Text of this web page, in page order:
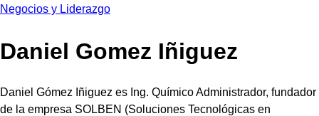
Negocios y Liderazgo
Daniel Gomez Iñiguez
Daniel Gómez Iñiguez es Ing. Químico Administrador, fundador
de la empresa SOLBEN (Soluciones Tecnológicas en